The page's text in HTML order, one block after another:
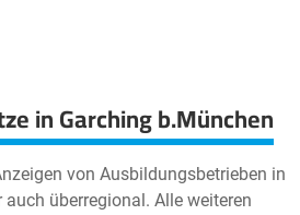
in Garching b.München
von Ausbildungsbetrieben in
auch überregional. Alle weiteren